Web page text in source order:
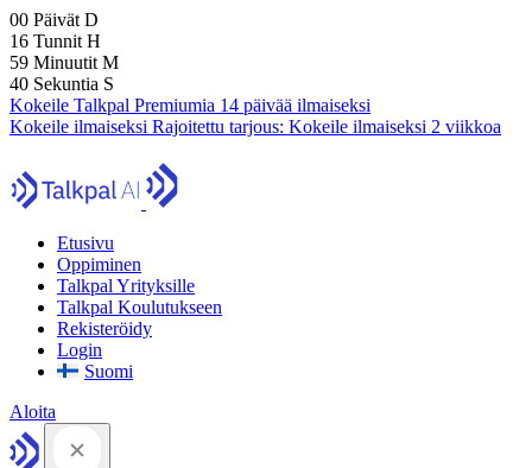
00 Päivät D
16 Tunnit H
59 Minuutit M
39 Sekuntia S
Kokeile Talkpal Premiumia 14 päivää ilmaiseksi
Kokeile ilmaiseksi Rajoitettu tarjous: Kokeile ilmaiseksi 2 viikkoa
Etusivu
Oppiminen
Talkpal Yrityksille
Talkpal Koulutukseen
Rekisteröidy
Login
Suomi
Aloita